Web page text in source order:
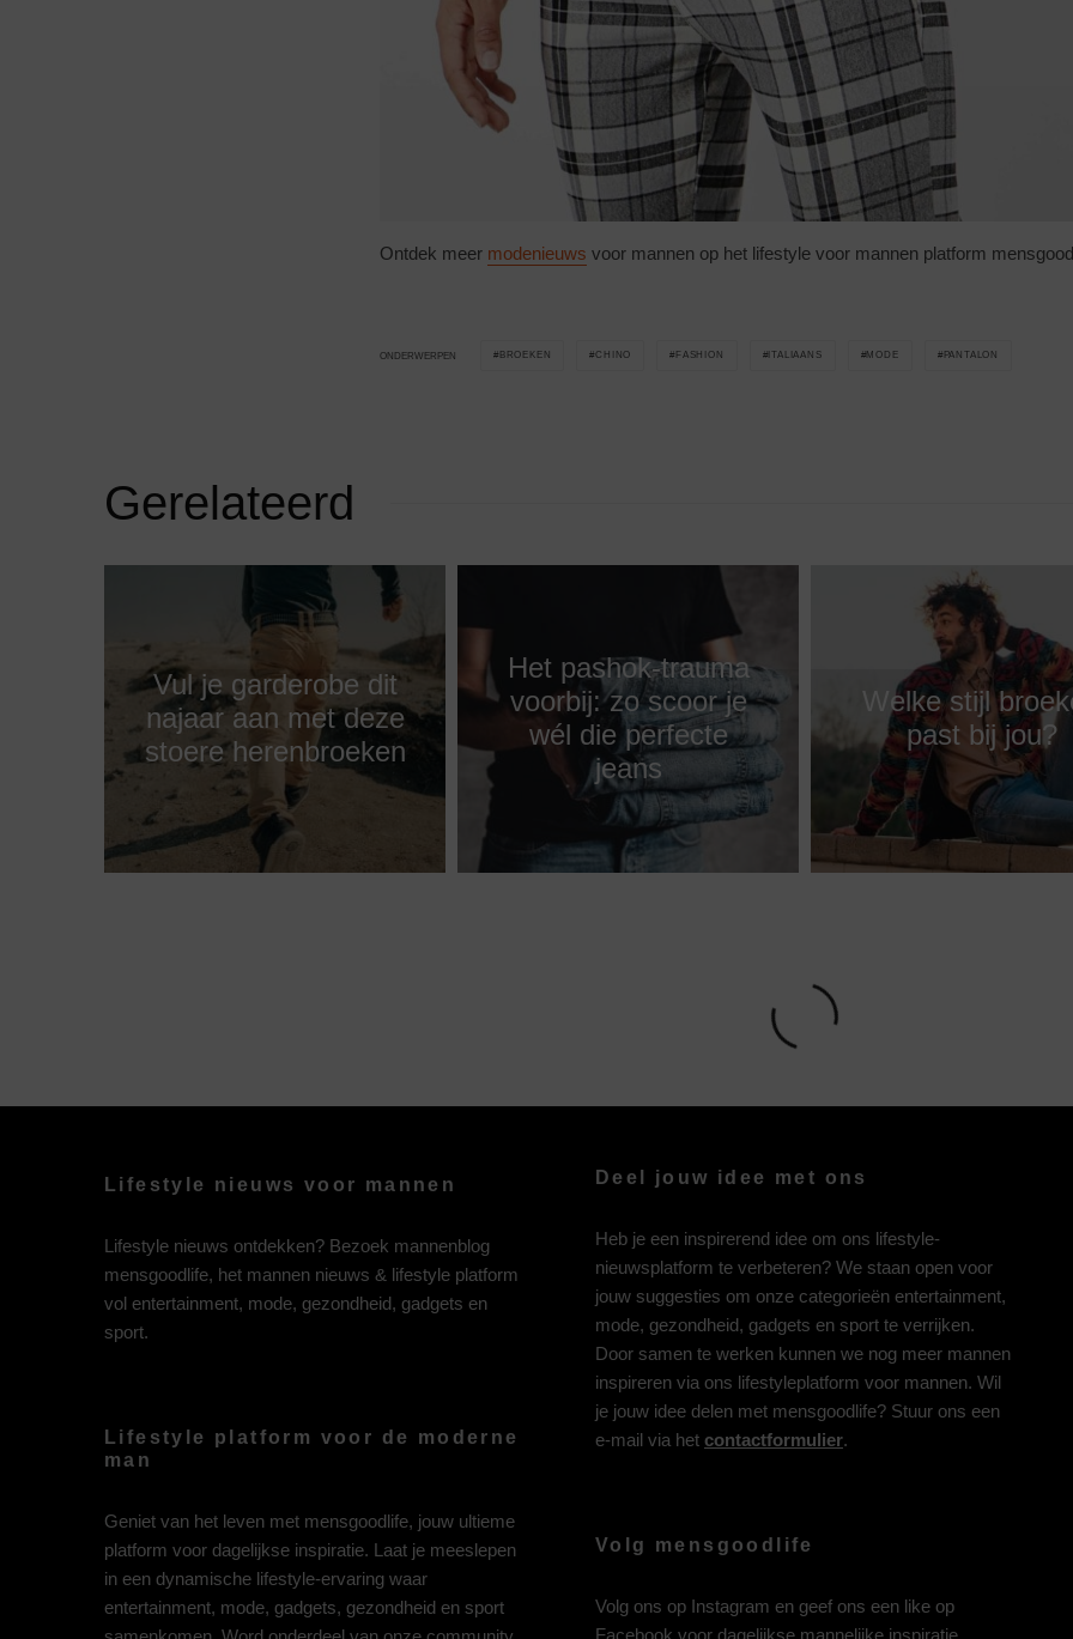
Ontdek meer modenieuws voor mannen op het lifestyle voor mannen platform
ONDERWERPEN BROEKEN CHINO FASHION ITALIAANS MODE PANTALON
Gerelateerd
Vul je garderobe dit
najaar aan met deze
stoere herenbroeken
Het pashok-trauma
voorbij: zo scoor je
wél die perfecte
jeans
Welke stijl
past bij jou?
Lifestyle nieuws voor mannen
Lifestyle nieuws ontdekken? Bezoek mannenblog
mensgoodlife, het mannen nieuws & lifestyle platform
vol entertainment, mode, gezondheid, gadgets en
sport.
Lifestyle platform voor de moderne
man
Geniet van het leven met mensgoodlife, jouw ultieme
platform voor dagelijkse inspiratie. Laat je meeslepen
in een dynamische lifestyle-ervaring waar
entertainment, mode, gadgets, gezondheid en sport
Deel jouw idee met ons
Heb je een inspirerend idee om ons lifestyle-
nieuwsplatform te verbeteren? We staan open voor
jouw suggesties om onze categorieën entertainment,
mode, gezondheid, gadgets en sport te verrijken.
Door samen te werken kunnen we nog meer mannen
inspireren via ons lifestyleplatform voor mannen. Wil
je jouw idee delen met mensgoodlife? Stuur ons een
e-mail via het contactformulier.
Volg mensgoodlife
Volg ons op Instagram en geef ons een like op
Facebook voor dagelijkse mannelijke inspiratie.